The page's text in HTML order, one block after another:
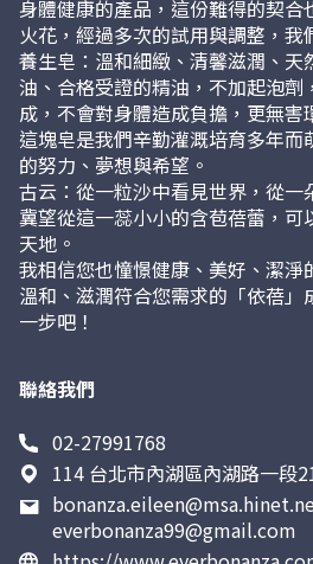
身體健康的產品，這份難得的契
火花，經過多次的試用與調整，
養生皂：溫和細緻、清馨滋潤、天
油、合格受證的精油，不加起泡劑
成，不會對身體造成負擔，更無害
這塊皂是我們辛勤灌溉培育多年
的努力、夢想與希望。
古云：從一粒沙中看見世界，從一
冀望從這一蕊小小的含苞蓓蕾，
天地。
我相信您也憧憬健康、美好、潔
溫和、滋潤符合您需求的「依蓓
一步吧！
聯絡我們
02-27991768
114 台北市內湖區內湖路一段
everbonanza99@gmail.com